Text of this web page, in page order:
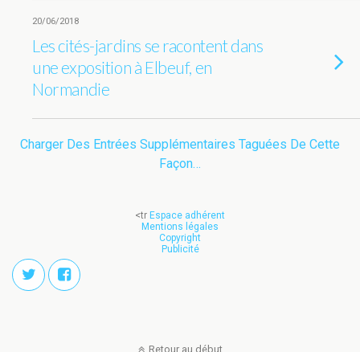
20/06/2018
Les cités-jardins se racontent dans
une exposition à Elbeuf, en
Normandie
Charger Des Entrées Supplémentaires Taguées De Cette
Façon…
<tr Espace adhérent
Mentions légales
Copyright
Publicité
Retour au début